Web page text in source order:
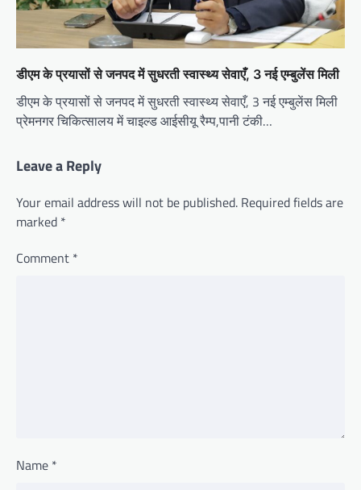
डीएम के प्रयासों से जनपद में सुधरती स्वास्थ्य सेवाएँ, 3 नई एम्बुलेंस मिली
डीएम के प्रयासों से जनपद में सुधरती स्वास्थ्य सेवाएँ, 3 नई एम्बुलेंस मिली
प्रेमनगर चिकित्सालय में चाइल्ड आईसीयू रैम्प,पानी टंकी…
Leave a Reply
Your email address will not be published. Required fields are
marked *
Comment *
Name *